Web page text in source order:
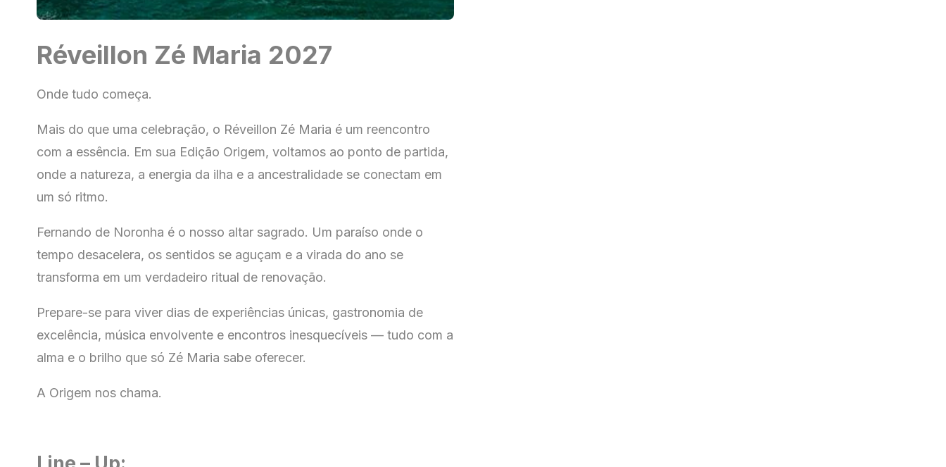
Réveillon Zé Maria 2027
Onde tudo começa.
Mais do que uma celebração, o Réveillon Zé Maria é um reencontro
com a essência. Em sua Edição Origem, voltamos ao ponto de partida,
onde a natureza, a energia da ilha e a ancestralidade se conectam em
um só ritmo.
Fernando de Noronha é o nosso altar sagrado. Um paraíso onde o
tempo desacelera, os sentidos se aguçam e a virada do ano se
transforma em um verdadeiro ritual de renovação.
Prepare-se para viver dias de experiências únicas, gastronomia de
excelência, música envolvente e encontros inesquecíveis — tudo com a
alma e o brilho que só Zé Maria sabe oferecer.
A Origem nos chama.